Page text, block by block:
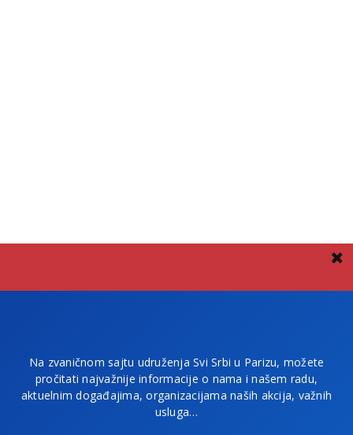
Na zvaničnom sajtu udruženja Svi Srbi u Parizu, možete
pročitati najvažnije informacije o nama i našem radu,
aktuelnim događajima, organizacijama naših akcija, važnih
usluga…